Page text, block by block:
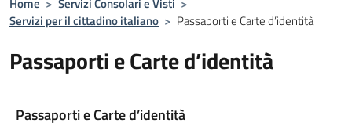
Servizi per il cittadino italiano > Passaporti e Carte d’identità
Passaporti e Carte d’identità
Passaporti e Carte d’identità